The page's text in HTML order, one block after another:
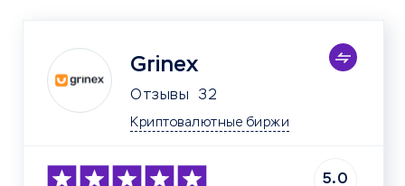
Grinex
Отзывы 32
Криптовалютные биржи
5.0